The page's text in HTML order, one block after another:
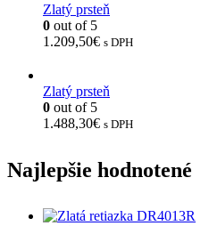
Zlatý prsteň
0 out of 5
1.209,50€ s DPH
Zlatý prsteň
0 out of 5
1.488,30€ s DPH
Najlepšie hodnotené